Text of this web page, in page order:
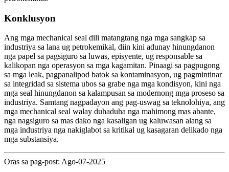
Konklusyon
Ang mga mechanical seal dili matangtang nga mga sangkap sa
industriya sa lana ug petrokemikal, diin kini adunay hinungdanon
nga papel sa pagsiguro sa luwas, episyente, ug responsable sa
kalikopan nga operasyon sa mga kagamitan. Pinaagi sa pagpugong
sa mga leak, pagpanalipod batok sa kontaminasyon, ug pagmintinar
sa integridad sa sistema ubos sa grabe nga mga kondisyon, kini nga
mga seal hinungdanon sa kalampusan sa modernong mga proseso sa
industriya. Samtang nagpadayon ang pag-uswag sa teknolohiya, ang
mga mechanical seal walay duhaduha nga mahimong mas abante,
nga nagsiguro sa mas dako nga kasaligan ug kaluwasan alang sa
mga industriya nga nakiglabot sa kritikal ug kasagaran delikado nga
mga substansiya.
Oras sa pag-post: Ago-07-2025